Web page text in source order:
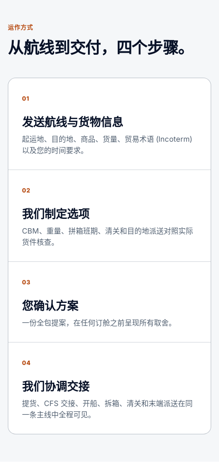
运作方式
从航线到交付，四个步骤。
01
发送航线与货物信息
起运地、目的地、商品、货量、贸易术语 (Incoterm)
以及您的时间要求。
02
我们制定选项
CBM、重量、拼箱班期、清关和目的地派送对照实际
货件核查。
03
您确认方案
一份全包提案，在任何订舱之前呈现所有取舍。
04
我们协调交接
提货、CFS 交接、开船、拆箱、清关和末端派送在同
一条主线中全程可见。